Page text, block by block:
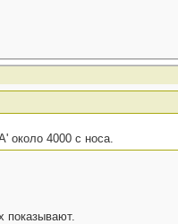
около 4000 с носа.
показывают.